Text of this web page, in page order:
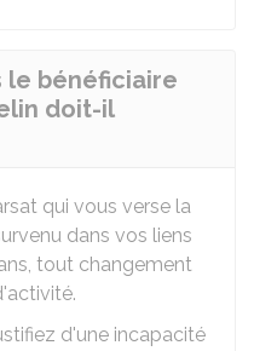
le bénéficiaire
doit-il
qui vous verse la
dans vos liens
tout changement
d'une incapacité